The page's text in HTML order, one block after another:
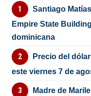
Santiago
Empire State
dominicana
Precio del
este viernes 7 de
Madre de